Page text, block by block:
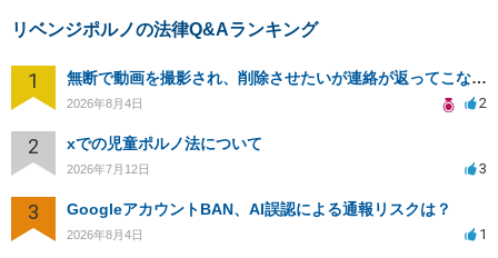
リベンジポルノの法律Q&Aランキング
1 無断で動画を撮影され、削除させたいが連絡が返ってこない。
2026年8月4日 2
2 xでの児童ポルノ法について
2026年7月12日 3
3 GoogleアカウントBAN、AI誤認による通報リスクは？
2026年8月4日 1